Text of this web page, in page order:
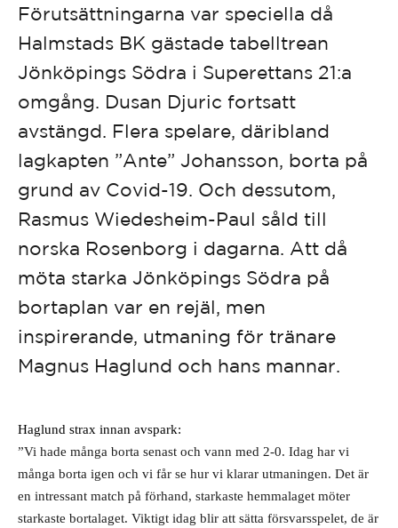
Förutsättningarna var speciella då
Halmstads BK gästade tabelltrean
Jönköpings Södra i Superettans 21:a
omgång. Dusan Djuric fortsatt
avstängd. Flera spelare, däribland
lagkapten ”Ante” Johansson, borta på
grund av Covid-19. Och dessutom,
Rasmus Wiedesheim-Paul såld till
norska Rosenborg i dagarna. Att då
möta starka Jönköpings Södra på
bortaplan var en rejäl, men
inspirerande, utmaning för tränare
Magnus Haglund och hans mannar.
Haglund strax innan avspark:
”Vi hade många borta senast och vann med 2-0. Idag har vi
många borta igen och vi får se hur vi klarar utmaningen. Det är
en intressant match på förhand, starkaste hemmalaget möter
starkaste bortalaget. Viktigt idag blir att sätta försvarsspelet, de är